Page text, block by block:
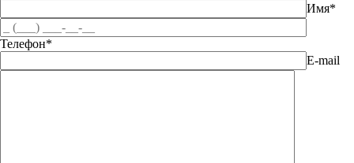
Имя*
Телефон*
E-mail